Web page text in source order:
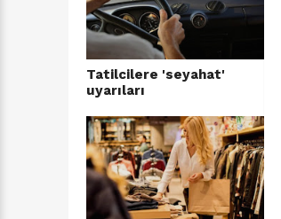
Tatilcilere 'seyahat'
uyarıları